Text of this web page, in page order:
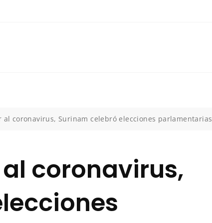
al coronavirus, Surinam celebró elecciones parlamentarias
coronavirus,